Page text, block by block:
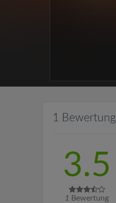
1 Bewertung
3.5
1 Bewertung